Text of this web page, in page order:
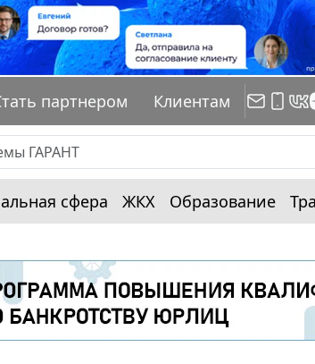
партнером Клиентам
сфера ЖКХ Образование